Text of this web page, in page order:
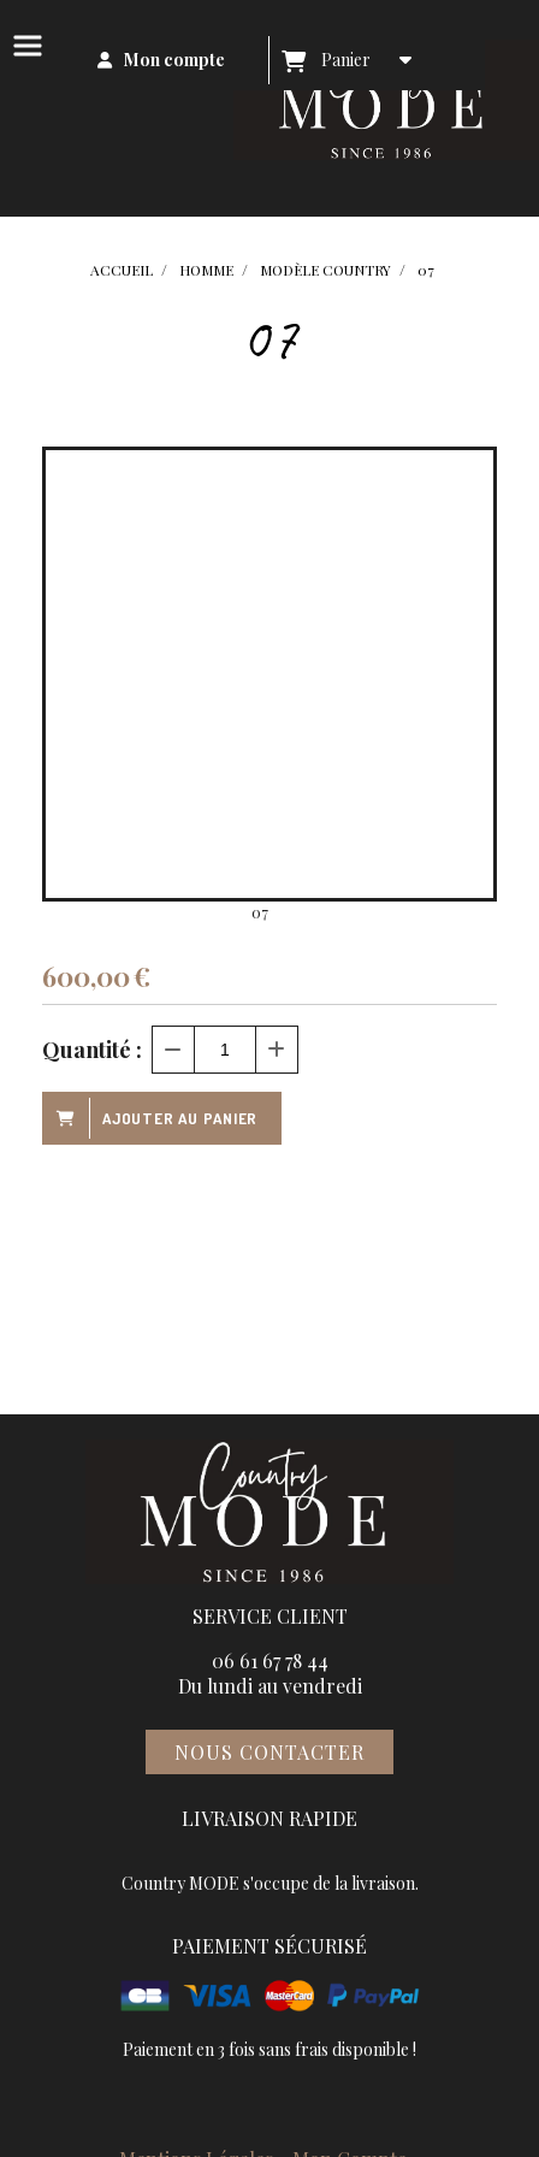
Mon compte Panier
ACCUEIL HOMME MODÈLE COUNTRY 07
07
07
600,00€
Quantité :
AJOUTER AU PANIER
SERVICE CLIENT
06 61 67 78 44
Du lundi au vendredi
NOUS CONTACTER
LIVRAISON RAPIDE
Country MODE s'occupe de la livraison.
PAIEMENT SÉCURISÉ
Paiement en 3 fois sans frais disponible !